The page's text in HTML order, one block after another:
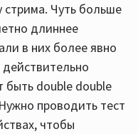
стрима. Чуть больше
длиннее
в них более явно
быть double double
проводить тест
чтобы